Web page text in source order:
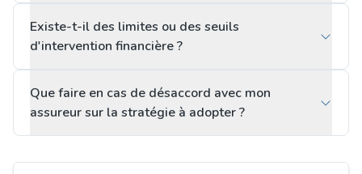
Existe-t-il des limites ou des seuils
d'intervention financière ?
Que faire en cas de désaccord avec mon
assureur sur la stratégie à adopter ?